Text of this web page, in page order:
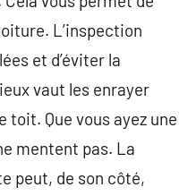
L’inspection
et d’éviter la
vaut les enrayer
Que vous ayez une
mentent pas. La
peut, de son côté,